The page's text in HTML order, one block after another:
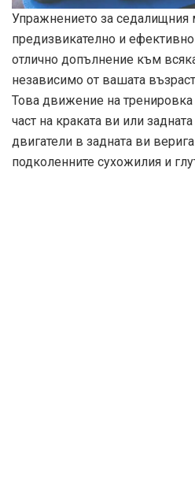
Упражнението за седалищния
предизвикателно и
отлично допълнение към
независимо от вашата
Това движение на
част на краката ви или
двигатели в задната ви
подколенните сухожилия и